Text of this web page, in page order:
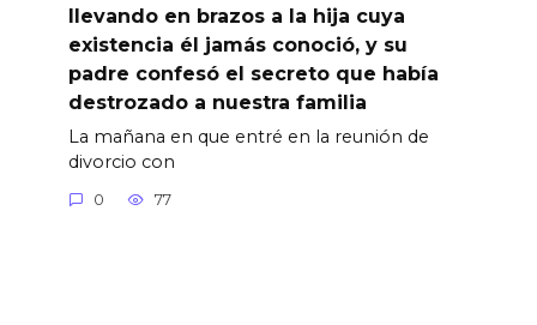
llevando en brazos a la hija cuya
existencia él jamás conoció, y su
padre confesó el secreto que había
destrozado a nuestra familia
La mañana en que entré en la reunión de
divorcio con
0 77